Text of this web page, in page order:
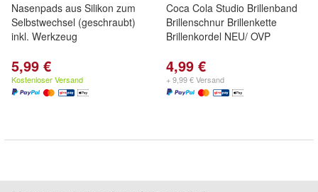
Nasenpads aus Silikon zum
Selbstwechsel (geschraubt)
inkl. Werkzeug
5,99 €
Kostenloser Versand
Coca Cola Studio Brillenband
Brillenschnur Brillenkette
Brillenkordel NEU/ OVP
4,99 €
+ 9,99 € Versand